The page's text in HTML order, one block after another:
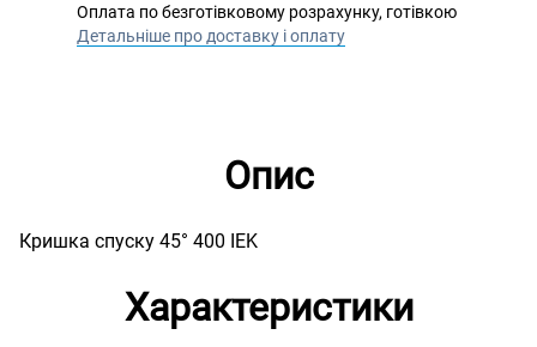
Оплата по безготівковому розрахунку, готівкою
Детальніше про доставку і оплату
Опис
Кришка спуску 45° 400 IEK
Характеристики